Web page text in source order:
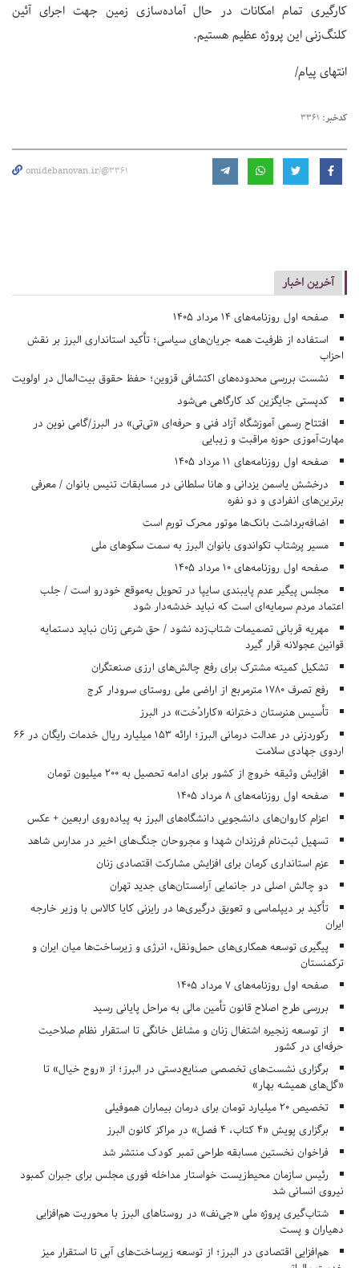
کارگیری تمام امکانات در حال آماده‌سازی زمین جهت اجرای آئین
کلنگ‌زنی این پروژه عظیم هستیم.
انتهای پیام/
کدخبر: 3361
omidebanovan.ir/@3361
آخرین اخبار
صفحه اول روزنامه‌های 14 مرداد 1405
استفاده از ظرفیت همه جریان‌های سیاسی؛ تأکید استانداری البرز بر نقش
احزاب
نشست بررسی محدوده‌های اکتشافی قزوین؛ حفظ حقوق بیت‌المال در اولویت
کدپستی جایگزین کد کارگاهی می‌شود
افتتاح رسمی آموزشگاه آزاد فنی و حرفه‌ای «تی‌تی» در البرز/گامی نوین در
مهارت‌آموزی حوزه مراقبت و زیبایی
صفحه اول روزنامه‌های 11 مرداد 1405
درخشش یاسمن یزدانی و هانا سلطانی در مسابقات تنیس بانوان / معرفی
برترین‌های انفرادی و دو نفره
اضافه‌برداشت بانک‌ها موتور محرک تورم است
مسیر پرشتاب تکواندوی بانوان البرز به سمت سکوهای ملی
صفحه اول روزنامه‌های 10 مرداد 1405
مجلس پیگیر عدم پایبندی سایپا در تحویل به‌موقع خودرو است / جلب
اعتماد مردم سرمایه‌ای است که نباید خدشه‌دار شود
مهریه قربانی تصمیمات شتاب‌زده نشود / حق شرعی زنان نباید دستمایه
قوانین عجولانه قرار گیرد
تشکیل کمیته مشترک برای رفع چالش‌های ارزی صنعتگران
رفع تصرف ۱۷۸۰ مترمربع از اراضی ملی روستای سرودار کرج
تأسیس هنرستان دخترانه «کارادُخت» در البرز
رکوردزنی در عدالت درمانی البرز؛ ارائه ۱۵۳ میلیارد ریال خدمات رایگان در ۶۶
اردوی جهادی سلامت
افزایش وثیقه خروج از کشور برای ادامه تحصیل به ۲۰۰ میلیون تومان
صفحه اول روزنامه‌های 8 مرداد 1405
اعزام کاروان‌های دانشجویی دانشگاه‌های البرز به پیاده‌روی اربعین + عکس
تسهیل ثبت‌نام فرزندان شهدا و مجروحان جنگ‌های اخیر در مدارس شاهد
عزم استانداری کرمان برای افزایش مشارکت اقتصادی زنان
دو چالش اصلی در جانمایی آرامستان‌های جدید تهران
تأکید بر دیپلماسی و تعویق درگیری‌ها در رایزنی کایا کالاس با وزیر خارجه
ایران
پیگیری توسعه همکاری‌های حمل‌ونقل، انرژی و زیرساخت‌ها میان ایران و
ترکمنستان
صفحه اول روزنامه‌های 7 مرداد 1405
بررسی طرح اصلاح قانون تأمین مالی به مراحل پایانی رسید
از توسعه زنجیره اشتغال زنان و مشاغل خانگی تا استقرار نظام صلاحیت
حرفه‌ای در کشور
برگزاری نشست‌های تخصصی صنایع‌دستی در البرز؛ از «روح خیال» تا
«گل‌های همیشه بهار»
تخصیص ۲۰ میلیارد تومان برای درمان بیماران هموفیلی
برگزاری پویش «۴ کتاب، ۴ فصل» در مراکز کانون البرز
فراخوان نخستین مسابقه طراحی تمبر کودک منتشر شد
رئیس سازمان محیط‌زیست خواستار مداخله فوری مجلس برای جبران کمبود
نیروی انسانی شد
شتاب‌گیری پروژه ملی «جی‌نف» در روستاهای البرز با محوریت هم‌افزایی
دهیاران و پست
هم‌افزایی اقتصادی در البرز؛ از توسعه زیرساخت‌های آبی تا استقرار میز